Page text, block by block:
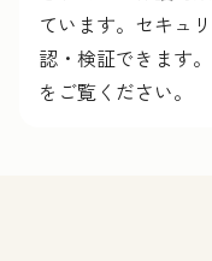
ています。セキュ
認・検証できます。
をご覧ください。